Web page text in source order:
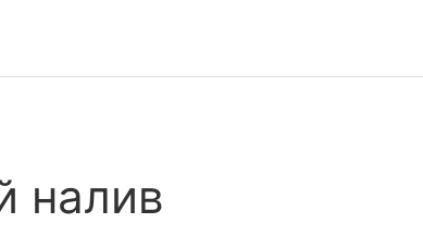
налив